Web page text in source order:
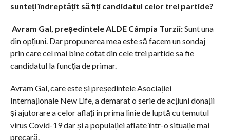
sunteți îndreptățit să fiți candidatul celor trei partide?
Avram Gal, președintele ALDE Câmpia Turzii:Sunt una
din opțiuni. Dar propunerea mea este să facem un sondaj
prin care cel mai bine cotat din cele trei partide sa fie
candidatul la funcția de primar.
Avram Gal, care este și președintele Asociației
Internaționale New Life, a demarat o serie de acțiuni donații
și ajutorare a celor aflați în prima linie de luptă cu temutul
virus Covid-19 dar și a populației aflate într-o situație mai
precară.